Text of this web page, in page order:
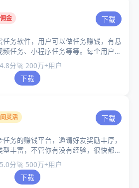
金 下载
务软件，用户可以做任务赚钱，有悬
任务、小程序任务等等。每个用户都
任务也很快的。
分🚀 200万+用户
下载
灵活 下载
务的赚钱平台，邀请好友奖励丰厚，
丰富，不管你有没有经验，很快都能
分🚀 500万+用户
下载